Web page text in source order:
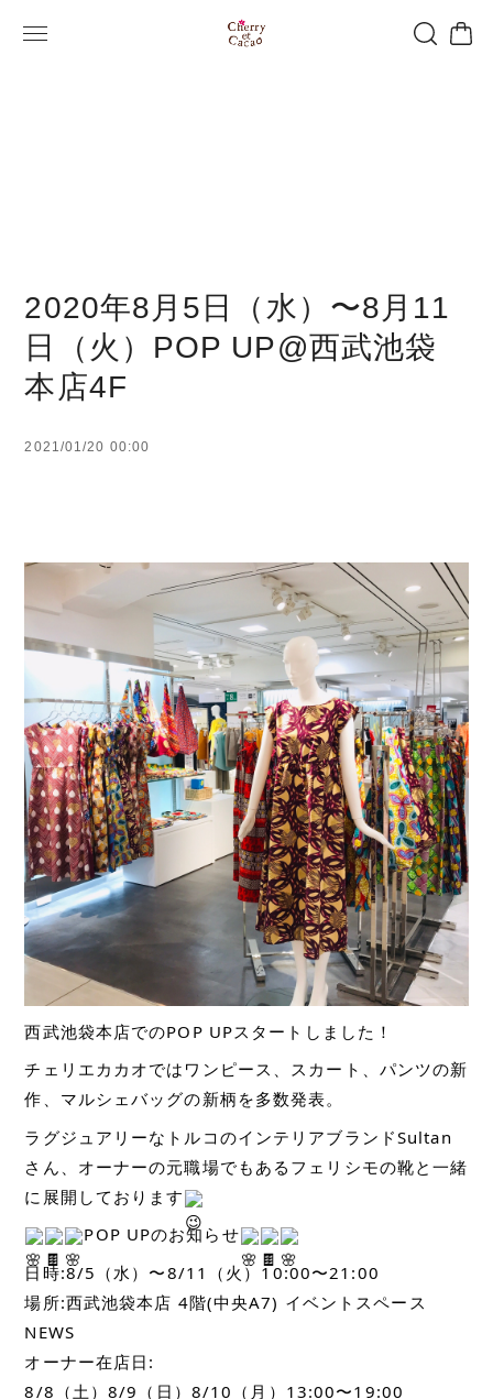
2020年8月5日（水）〜8月11
日（火）POP UP@西武池袋
本店4F
2021/01/20 00:00
西武池袋本店でのPOP UPスタートしました！
チェリエカカオではワンピース、スカート、パンツの新
作、マルシェバッグの新柄を多数発表。
ラグジュアリーなトルコのインテリアブランドSultan
さん、オーナーの元職場でもあるフェリシモの靴と一緒
に展開しております
POP UPのお知らせ
日時:8/5（水）〜8/11（火）10:00〜21:00
場所:西武池袋本店 4階(中央A7) イベントスペース
NEWS
オーナー在店日:
8/8（土）8/9（日）8/10（月）13:00〜19:00